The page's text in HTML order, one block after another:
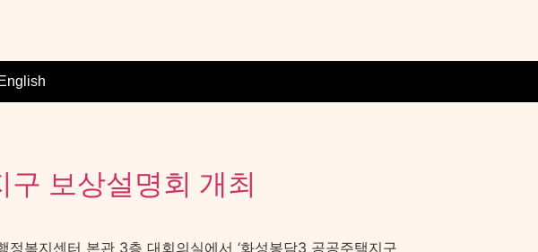
English
보상설명회 개최
복지센터 본관 3층 대회의실에서 ‘화성봉담3 공공주택지구